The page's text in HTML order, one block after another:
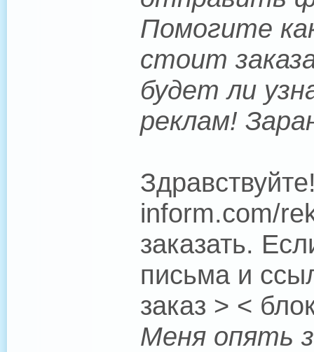
Помогите
стоит
будет ли
реклам!
inform.com/
заказать.
письма и
заказ > <
Меня опять